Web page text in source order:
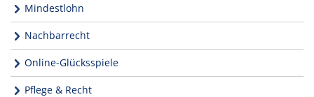
Mindestlohn
Nachbarrecht
Online-Glücksspiele
Pflege & Recht